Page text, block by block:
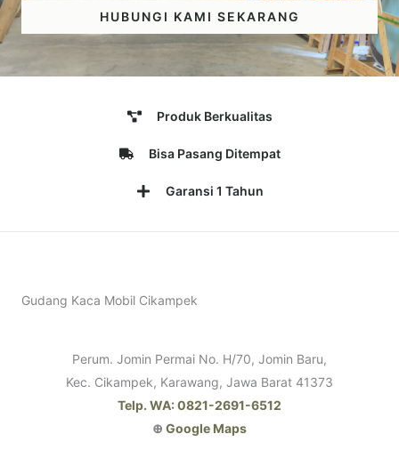
HUBUNGI KAMI SEKARANG
Produk Berkualitas
Bisa Pasang Ditempat
Garansi 1 Tahun
Gudang Kaca Mobil Cikampek
Perum. Jomin Permai No. H/70, Jomin Baru,
Kec. Cikampek, Karawang, Jawa Barat 41373
Telp. WA: 0821-2691-6512
⊕ Google Maps